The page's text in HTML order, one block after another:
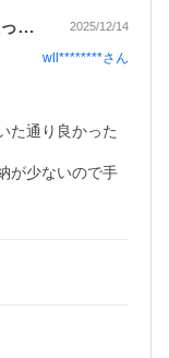
しっとりした質感やコーヒー色は思ってい… 2025/12/14
wll********さん
た通り良かった
が少ないので手